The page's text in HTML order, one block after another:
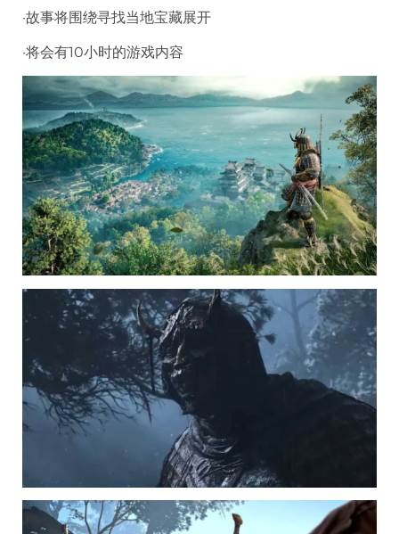
·故事将围绕寻找当地宝藏展开
·将会有10小时的游戏内容